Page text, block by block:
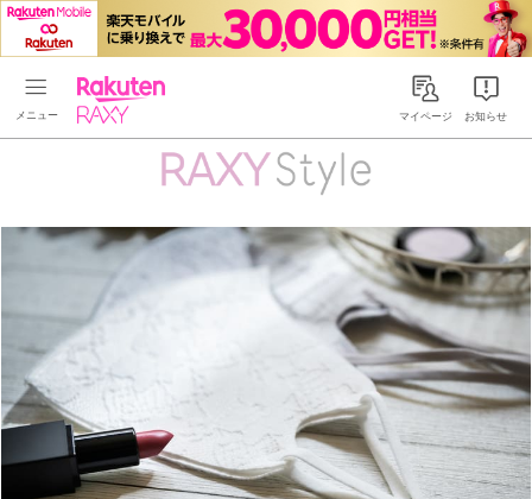
Rakuten RAXYマイページ お知らせ